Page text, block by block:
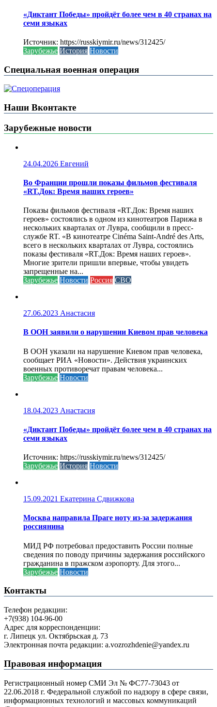
«Диктант Победы» пройдёт более чем в 40 странах на
семи языках
Источник: https://russkiymir.ru/news/312425/
Зарубежье История Новости
Специальная военная операция
Наши Вконтакте
Зарубежные новости
24.04.2026 Евгений
Во Франции прошли показы фильмов фестиваля
«RT.Док: Время наших героев»
Показы фильмов фестиваля «RT.Док: Время наших
героев» состоялись в одном из кинотеатров Парижа в
нескольких кварталах от Лувра, сообщили в пресс-
службе RT. «В кинотеатре Cinéma Saint-André des Arts,
всего в нескольких кварталах от Лувра, состоялись
показы фестиваля «RT.Док: Время наших героев».
Многие зрители пришли впервые, чтобы увидеть
запрещенные на...
Зарубежье Новости Россия СВО
27.06.2023 Анастасия
В ООН заявили о нарушении Киевом прав человека
В ООН указали на нарушение Киевом прав человека,
сообщает РИА «Новости». Действия украинских
военных противоречат правам человека...
Зарубежье Новости
18.04.2023 Анастасия
«Диктант Победы» пройдёт более чем в 40 странах на
семи языках
Источник: https://russkiymir.ru/news/312425/
Зарубежье История Новости
15.09.2021 Екатерина Сдвижкова
Москва направила Праге ноту из-за задержания
россиянина
МИД РФ потребовал предоставить России полные
сведения по поводу причины задержания российского
гражданина в пражском аэропорту. Для этого...
Зарубежье Новости
Контакты
Телефон редакции:
+7(938) 104-96-00
Адрес для корреспонденции:
г. Липецк ул. Октябрьская д. 73
Электронная почта редакции: a.vozrozhdenie@yandex.ru
Правовая информация
Регистрационный номер СМИ Эл № ФС77-73043 от
22.06.2018 г. Федеральной службой по надзору в сфере связи,
информационных технологий и массовых коммуникаций